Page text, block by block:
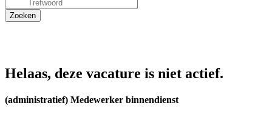
Helaas, deze vacature is niet actief.
(administratief) Medewerker binnendienst